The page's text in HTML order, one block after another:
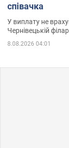
співачка
У виплату не
Чернівецькій
8.08.2026 04:01